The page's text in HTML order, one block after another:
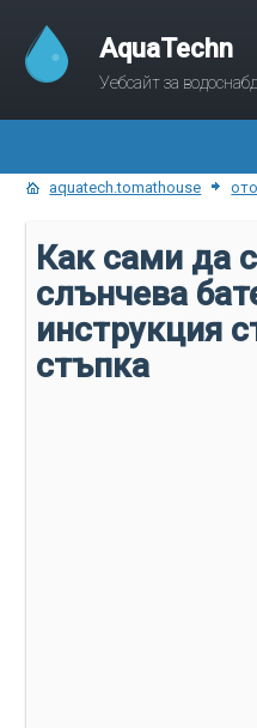
AquaTechn
Уебсайт за
aquatech.tomathouse
Как сами да
слънчева
инструкция
стъпка